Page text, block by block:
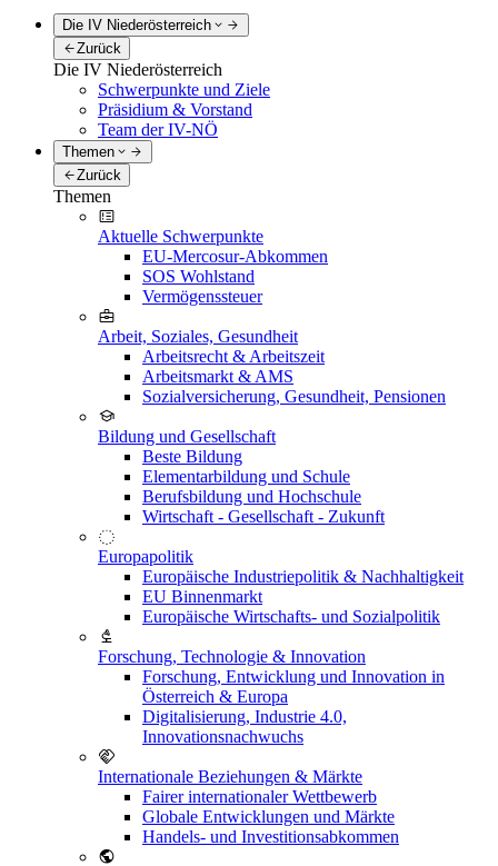
Die IV Niederösterreich
Zurück
Die IV Niederösterreich
Schwerpunkte und Ziele
Präsidium & Vorstand
Team der IV-NÖ
Themen
Zurück
Themen
Aktuelle Schwerpunkte
EU-Mercosur-Abkommen
SOS Wohlstand
Vermögenssteuer
Arbeit, Soziales, Gesundheit
Arbeitsrecht & Arbeitszeit
Arbeitsmarkt & AMS
Sozialversicherung, Gesundheit, Pensionen
Bildung und Gesellschaft
Beste Bildung
Elementarbildung und Schule
Berufsbildung und Hochschule
Wirtschaft - Gesellschaft - Zukunft
Europapolitik
Europäische Industriepolitik & Nachhaltigkeit
EU Binnenmarkt
Europäische Wirtschafts- und Sozialpolitik
Forschung, Technologie & Innovation
Forschung, Entwicklung und Innovation in
Österreich & Europa
Digitalisierung, Industrie 4.0,
Innovationsnachwuchs
Internationale Beziehungen & Märkte
Fairer internationaler Wettbewerb
Globale Entwicklungen und Märkte
Handels- und Investitionsabkommen